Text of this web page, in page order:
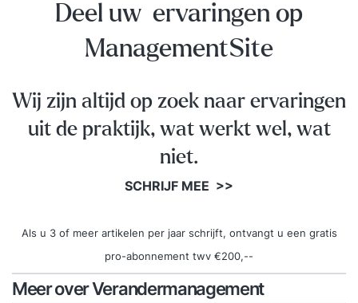
Deel uw ervaringen op
ManagementSite
Wij zijn altijd op zoek naar ervaringen
uit de praktijk, wat werkt wel, wat
niet.
SCHRIJF MEE >>
Als u 3 of meer artikelen per jaar schrijft, ontvangt u een gratis
pro-abonnement twv €200,--
Meer over Verandermanagement